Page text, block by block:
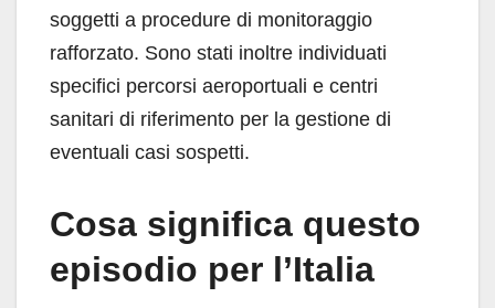
soggetti a procedure di monitoraggio
rafforzato. Sono stati inoltre individuati
specifici percorsi aeroportuali e centri
sanitari di riferimento per la gestione di
eventuali casi sospetti.
Cosa significa questo
episodio per l’Italia